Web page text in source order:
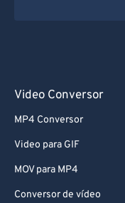
Video Conversor
MP4 Conversor
Video para GIF
MOV para MP4
Conversor de vídeo